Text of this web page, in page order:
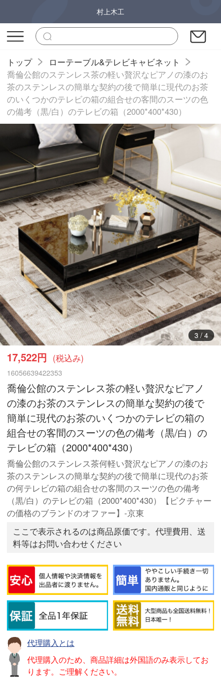
村上木工
トップ
ローテーブル&テレビキャビネット
喬倫公館のステンレス茶の軽い贅沢なピアノの漆のお
茶のステンレスの簡単な契約の後で簡単に現代のお茶
のいくつかのテレビの箱の組合せの客間のスーツの色
の備考（黒/白）のテレビの箱（2000*400*430）
3/ 4
17,522円 (税込み)
16056639422353
喬倫公館のステンレス茶の軽い贅沢なピアノ
の漆のお茶のステンレスの簡単な契約の後で
簡単に現代のお茶のいくつかのテレビの箱の
組合せの客間のスーツの色の備考（黒/白）の
テレビの箱（2000*400*430）
喬倫公館のステンレス茶何軽い贅沢なピアノの漆のお
茶のステンレスの簡単な契約の後で簡単に現代のお茶
の何テレビの箱の組合せの客間のスーツの色の備考
（黒/白）のテレビの箱（2000*400*430）【ピクチャー
の価格のブランドのオファー】-京東
ここで表示されるのは商品原価です。代理費用、送
料等はお問い合わせください
代理購入とは
代理購入のため、商品詳細は外国語のみ表示してお
ります。ご理解ください。